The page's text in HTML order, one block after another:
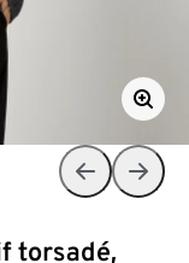
torsadé,